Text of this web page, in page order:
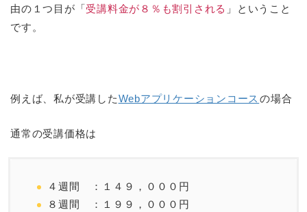
由の１つ目が「受講料金が８％も割引される 」ということ
です。
例えば、私が受講したWebアプリケーションコース の場合
通常の受講価格は
４週間 ：１４９，０００円
８週間 ：１９９，０００円